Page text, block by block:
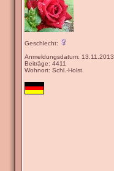
Geschlecht:
Anmeldungsdatum: 13.11.2013
Beiträge: 4411
Wohnort: Schl.-Holst.